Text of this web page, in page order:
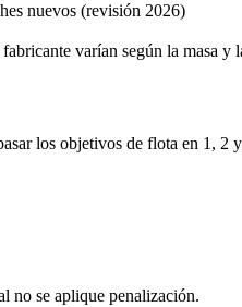
nuevos (revisión 2026)
varían según la masa y
los objetivos de flota en 1,
no se aplique penalización.